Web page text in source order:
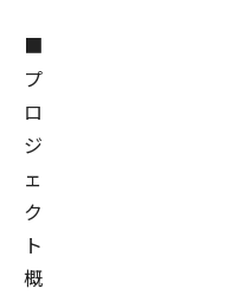
■
プ
ロ
ジ
ェ
ク
ト
概